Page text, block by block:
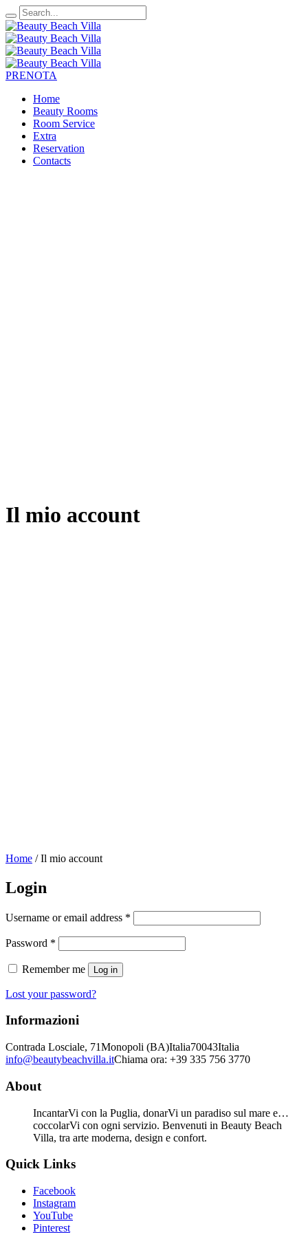
PRENOTA
Home
Beauty Rooms
Room Service
Extra
Reservation
Contacts
Il mio account
Home /Il mio account
Login
Username or email address *
Password *
Remember me Log in
Lost your password?
Informazioni
Contrada Losciale, 71Monopoli (BA)Italia70043Italia
info@beautybeachvilla.itChiama ora: +39 335 756 3770
About
IncantarVi con la Puglia, donarVi un paradiso sul mare e…
coccolarVi con ogni servizio. Benvenuti in Beauty Beach
Villa, tra arte moderna, design e confort.
Quick Links
Facebook
Instagram
YouTube
Pinterest